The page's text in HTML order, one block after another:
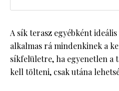
A sík terasz egyébként
alkalmas rá mindenkinek a
síkfelületre, ha egyenetlen a
kell tölteni, csak utána